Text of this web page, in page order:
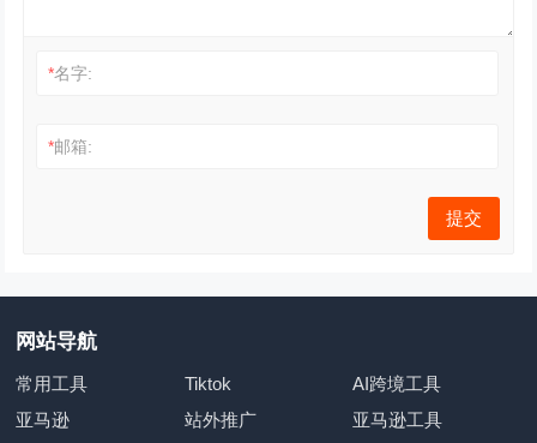
*名字:
*邮箱:
网站导航
常用工具 Tiktok
AI跨境工具
亚马逊
站外推广
亚马逊工具